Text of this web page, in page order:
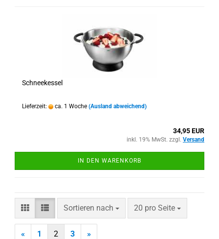
Schneekessel
Lieferzeit: ca. 1 Woche (Ausland abweichend)
34,95 EUR
inkl. 19% MwSt. zzgl. Versand
IN DEN WARENKORB
Sortieren nach
Sortieren nach 20 pro Seite
pro Seite
« 1 2 3 »